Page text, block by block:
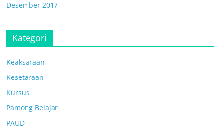
Desember 2017
Kategori
Keaksaraan
Kesetaraan
Kursus
Pamong Belajar
PAUD